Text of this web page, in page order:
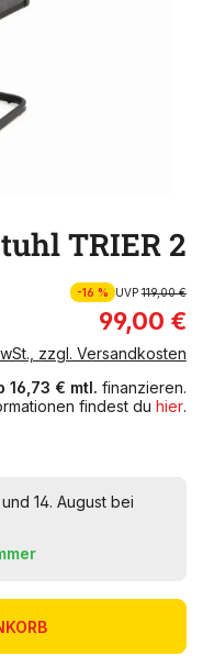
TRIER 2
-16 % UVP119,00 €
99,00 €
zzgl. Versandkosten
16,73 € mtl. finanzieren.
findest du hier.
14. August bei